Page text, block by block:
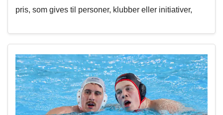
pris, som gives til personer, klubber eller initiativer,